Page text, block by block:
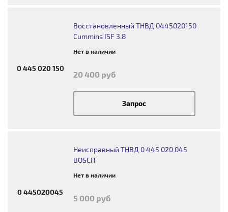
0 445 020 150
Восстановленный ТНВД 0445020150
Cummins ISF 3.8
Нет в наличии
20 400 руб
Запрос
0 445020045
Неисправный ТНВД 0 445 020 045
BOSCH
Нет в наличии
5 000 руб